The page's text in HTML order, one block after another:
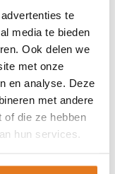
te
media te bieden
Ook delen we
met onze
en analyse. Deze
met andere
of die ze hebben
hun services.